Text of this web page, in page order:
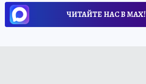
ЧИТАЙТЕ НАС В МАХ!